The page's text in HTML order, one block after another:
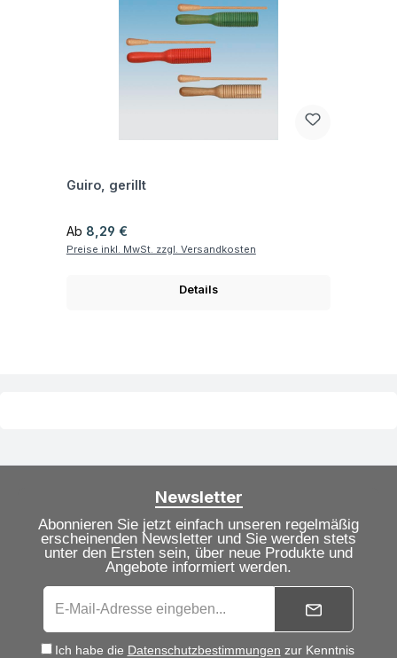
Guiro, gerillt
Regulärer Preis:
Ab 8,29 €
Preise inkl. MwSt. zzgl. Versandkosten
Details
Newsletter
Abonnieren Sie jetzt einfach unseren regelmäßig
erscheinenden Newsletter und Sie werden stets
unter den Ersten sein, über neue Produkte und
Angebote informiert werden.
Ich habe die Datenschutzbestimmungen zur Kenntnis